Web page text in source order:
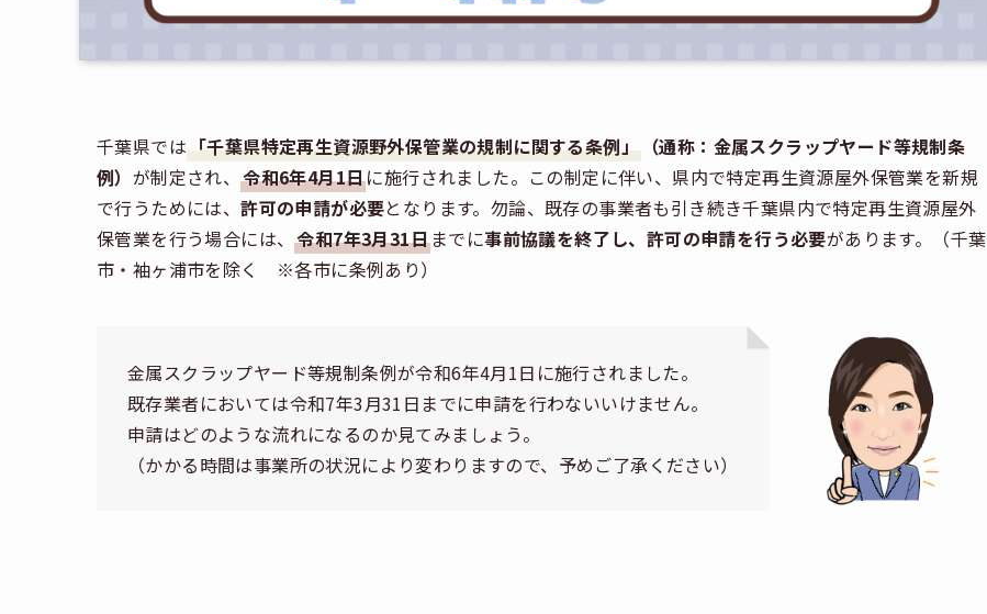
千葉県では「千葉県特定再生資源野外保管業の規制に関する条例」 （通称：金属スクラップヤード等規制条
例） が制定され、令和6年4月1日に施行されました。この制定に伴い、県内で特定再生資源屋外保管業を新規
で行うためには、許可の申請が必要となります。勿論、既存の事業者も引き続き千葉県内で特定再生資源屋外
保管業を行う場合には、令和7年3月31日 までに事前協議を終了し、許可の申請を行う必要があります。（千葉
市・袖ヶ浦市を除く ※各市に条例あり）
金属スクラップヤード等規制条例が令和6年4月1日に施行されました。
既存業者においては令和7年3月31日までに申請を行わないいけません。
申請はどのような流れになるのか見てみましょう。
（かかる時間は事業所の状況により変わりますので、予めご了承ください）